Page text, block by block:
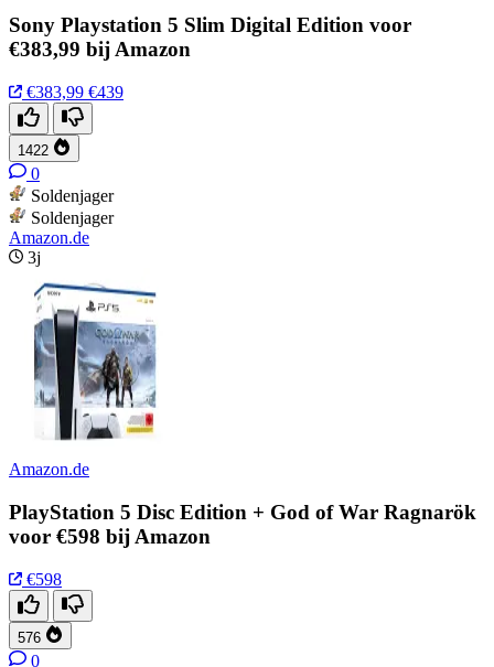
Sony Playstation 5 Slim Digital Edition voor
€383,99 bij Amazon
€383,99 €439
1422
0
Soldenjager
Soldenjager
Amazon.de
3j
Amazon.de
PlayStation 5 Disc Edition + God of War Ragnarök
voor €598 bij Amazon
€598
576
0